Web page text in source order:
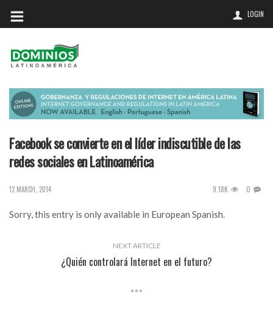
LOGIN
Facebook se convierte en el líder indiscutible de las
redes sociales en Latinoamérica
12 MARCH, 2014 9.18K 0
Sorry, this entry is only available in European Spanish.
NEXT ARTICLE
¿Quién controlará Internet en el futuro?